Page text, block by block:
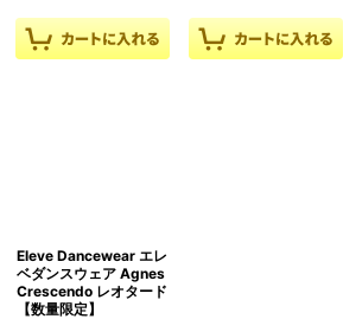
Eleve Dancewear エレ
ベダンスウェア Agnes
Crescendo レオタード
【数量限定】